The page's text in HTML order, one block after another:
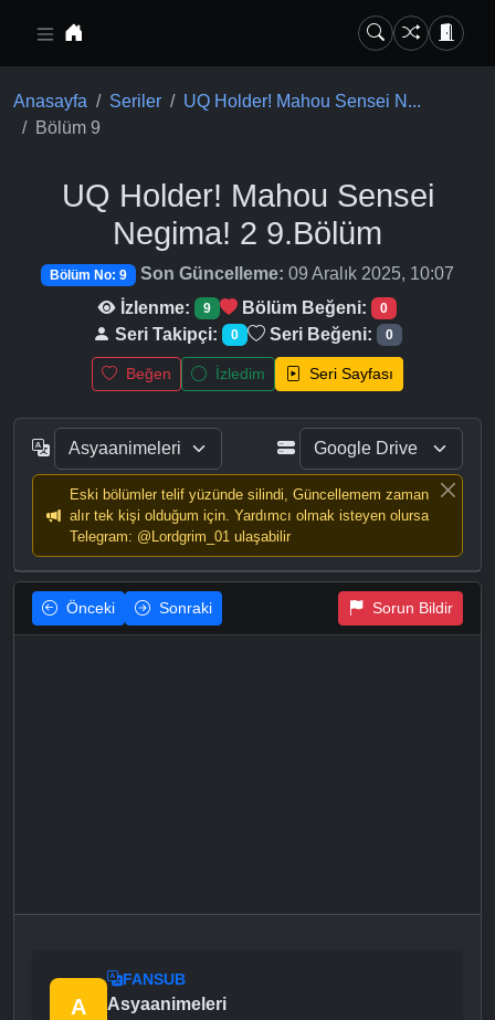
Anasayfa Seriler
UQ Holder! Mahou Sensei N...
Bölüm 9
UQ Holder! Mahou Sensei
Negima! 2 9.Bölüm
Bölüm No: 9 Son Güncelleme: 09 Aralık 2025, 10:07
İzlenme:
9 Bölüm Beğeni: 0
Seri Takipçi: 0 Seri Beğeni: 0
Beğen İzledim Seri Sayfası
Eski bölümler telif yüzünde silindi, Güncellemem zaman
alır tek kişi olduğum için. Yardımcı olmak isteyen olursa
Telegram: @Lordgrim_01 ulaşabilir
Önceki Sonraki Sorun Bildir
A
FANSUB
Asyaanimeleri